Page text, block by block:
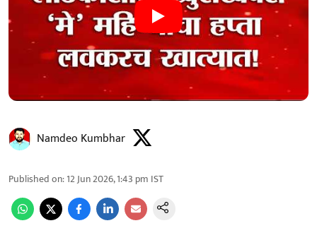
Namdeo Kumbhar
Published on:12 Jun 2026, 1:43 pm IST